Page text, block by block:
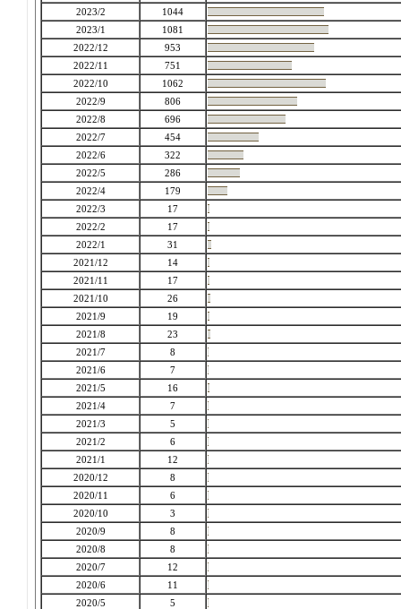
2023/2
1044
2023/1
1081
2022/12
953
2022/11
751
2022/10
1062
2022/9
806
2022/8
696
2022/7
454
2022/6
322
2022/5
286
2022/4
179
2022/3
17
2022/2
17
2022/1
31
2021/12
14
2021/11
17
2021/10
26
2021/9
19
2021/8
23
2021/7
8
2021/6
7
2021/5
16
2021/4
7
2021/3
5
2021/2
6
2021/1
12
2020/12
8
2020/11
6
2020/10
3
2020/9
8
2020/8
8
2020/7
12
2020/6
11
2020/5
5